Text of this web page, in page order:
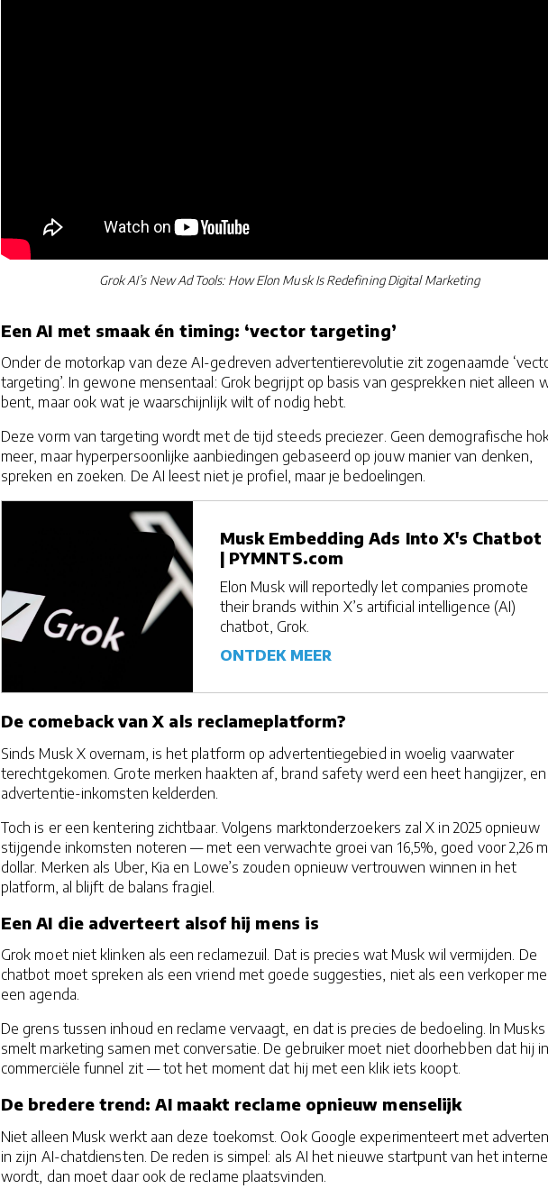
Grok AI’s New Ad Tools: How Elon Musk Is Redefining Digital Marketing
Een AI met smaak én timing: ‘vector targeting’
Onder de motorkap van deze AI-gedreven advertentierevolutie zit zogenaamde
targeting’. In gewone mensentaal: Grok begrijpt op basis van gesprekken niet alleen
bent, maar ook wat je waarschijnlijk wilt of nodig hebt.
Deze vorm van targeting wordt met de tijd steeds preciezer. Geen demografische
meer, maar hyperpersoonlijke aanbiedingen gebaseerd op jouw manier van denken,
spreken en zoeken. De AI leest niet je profiel, maar je bedoelingen.
Musk Embedding Ads Into X's Chatbot
| PYMNTS.com
Elon Musk will reportedly let companies promote
their brands within X’s artificial intelligence (AI)
chatbot, Grok.
ONTDEK MEER
De comeback van X als reclameplatform?
Sinds Musk X overnam, is het platform op advertentiegebied in woelig vaarwater
terechtgekomen. Grote merken haakten af, brand safety werd een heet hangijzer,
advertentie-inkomsten kelderden.
Toch is er een kentering zichtbaar. Volgens marktonderzoekers zal X in 2025 opnieuw
stijgende inkomsten noteren — met een verwachte groei van 16,5%, goed voor 2,26
dollar. Merken als Uber, Kia en Lowe’s zouden opnieuw vertrouwen winnen in het
platform, al blijft de balans fragiel.
Een AI die adverteert alsof hij mens is
Grok moet niet klinken als een reclamezuil. Dat is precies wat Musk wil vermijden. De
chatbot moet spreken als een vriend met goede suggesties, niet als een verkoper
een agenda.
De grens tussen inhoud en reclame vervaagt, en dat is precies de bedoeling. In Musks
smelt marketing samen met conversatie. De gebruiker moet niet doorhebben dat hij
commerciële funnel zit — tot het moment dat hij met een klik iets koopt.
De bredere trend: AI maakt reclame opnieuw menselijk
Niet alleen Musk werkt aan deze toekomst. Ook Google experimenteert met
in zijn AI-chatdiensten. De reden is simpel: als AI het nieuwe startpunt van het
wordt, dan moet daar ook de reclame plaatsvinden.